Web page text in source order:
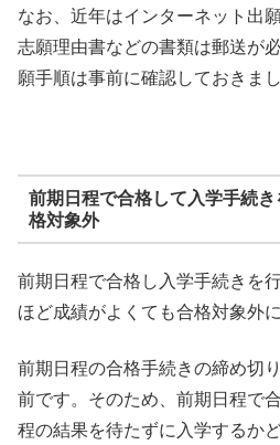
なお、近年はインターネット出
志願理由書などの書類は郵送が
願手順は事前に確認しておきまし
前期日程で合格して入学手続
格対象外
前期日程で合格し入学手続きを
ほど成績がよくても合格対象外
前期日程の合格手続きの締め切
前です。そのため、前期日程で
程の結果を待たずに入学するか